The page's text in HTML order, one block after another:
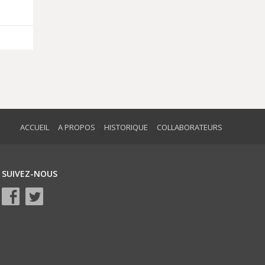
ACCUEIL A PROPOS HISTORIQUE COLLABORATEURS
SUIVEZ-NOUS